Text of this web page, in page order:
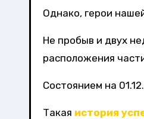
Однако, герои
Не пробыв и двух
расположения
Состоянием на
Такая история